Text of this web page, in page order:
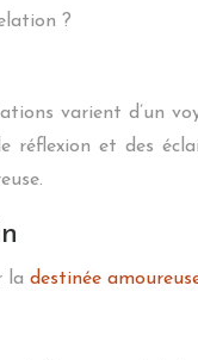
?
varient d’un
et des
la destinée